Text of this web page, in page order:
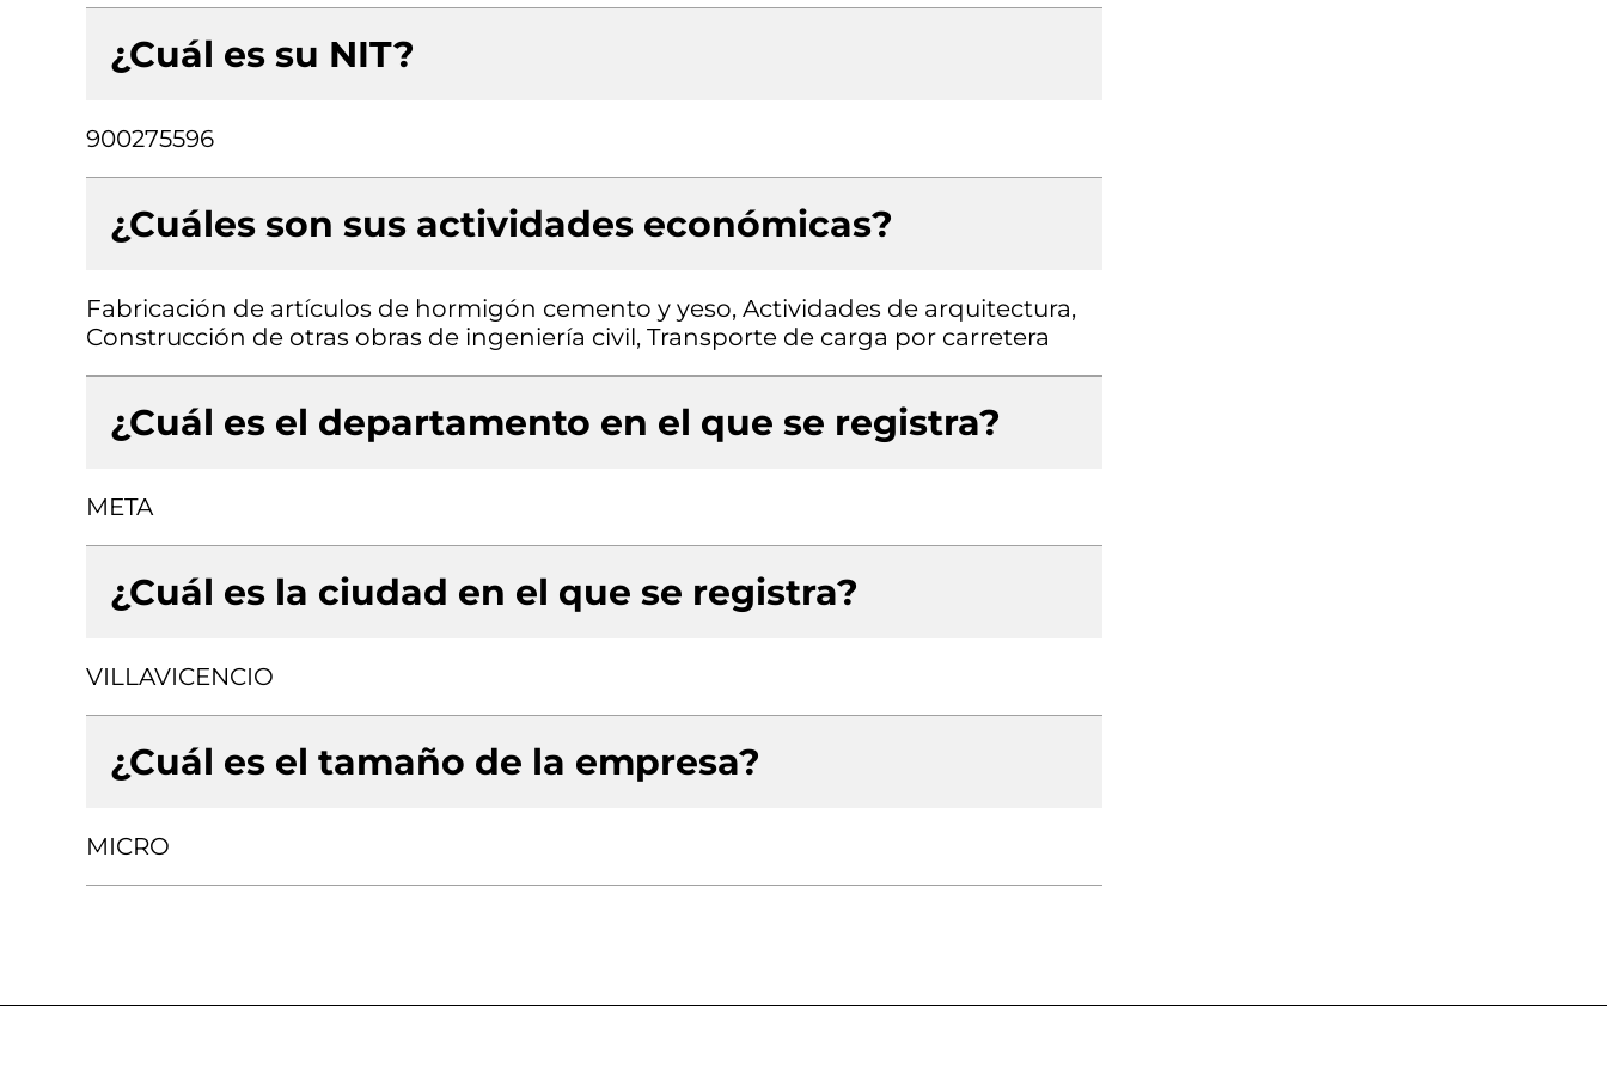
¿Cuál es su NIT?
900275596
¿Cuáles son sus actividades económicas?
Fabricación de artículos de hormigón cemento y yeso, Actividades de arquitectura,
Construcción de otras obras de ingeniería civil, Transporte de carga por carretera
¿Cuál es el departamento en el que se registra?
META
¿Cuál es la ciudad en el que se registra?
VILLAVICENCIO
¿Cuál es el tamaño de la empresa?
MICRO